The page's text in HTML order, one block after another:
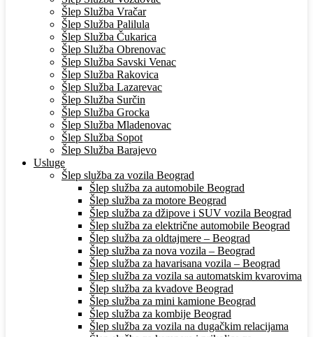
Šlep Služba Vračar
Šlep Služba Palilula
Šlep Služba Čukarica
Šlep Služba Obrenovac
Šlep Služba Savski Venac
Šlep Služba Rakovica
Šlep Služba Lazarevac
Šlep Služba Surčin
Šlep Služba Grocka
Šlep Služba Mladenovac
Šlep Služba Sopot
Šlep Služba Barajevo
Usluge
Šlep služba za vozila Beograd
Šlep služba za automobile Beograd
Šlep služba za motore Beograd
Šlep služba za džipove i SUV vozila Beograd
Šlep služba za električne automobile Beograd
Šlep služba za oldtajmere – Beograd
Šlep služba za nova vozila – Beograd
Šlep služba za havarisana vozila – Beograd
Šlep služba za vozila sa automatskim kvarovima
Šlep služba za kvadove Beograd
Šlep služba za mini kamione Beograd
Šlep služba za kombije Beograd
Šlep služba za vozila na dugačkim relacijama